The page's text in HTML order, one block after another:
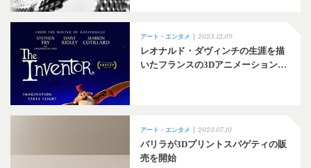
アート・エンタメ 2023.12.09
レオナルド・ダヴィンチの生涯を描
いたフランスの3Dアニメーション…
アート・エンタメ 2023.07.10
バリラが3Dプリントスパゲティの販
売を開始